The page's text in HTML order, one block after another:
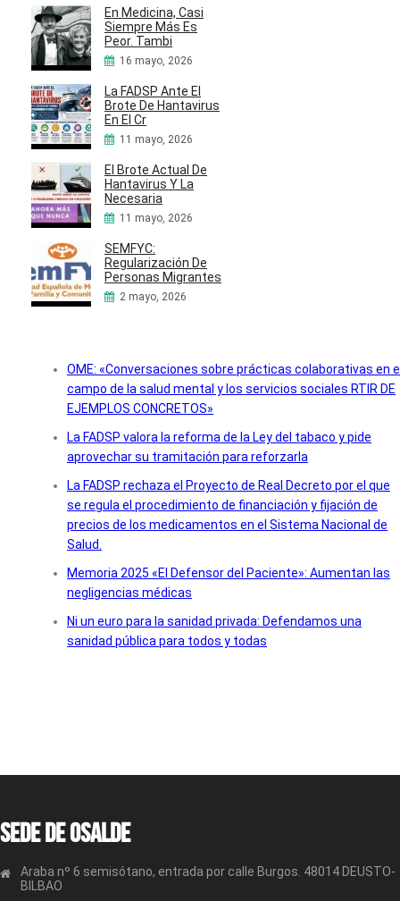
En Medicina, Casi
Siempre Más Es
Peor. Tambi
16 mayo, 2026
La FADSP Ante El
Brote De Hantavirus
En El Cr
11 mayo, 2026
El Brote Actual De
Hantavirus Y La
Necesaria
11 mayo, 2026
SEMFYC:
Regularización De
Personas Migrantes
2 mayo, 2026
OME: «Conversaciones sobre prácticas colaborativas en
campo de la salud mental y los servicios sociales RTIR DE
EJEMPLOS CONCRETOS»
La FADSP valora la reforma de la Ley del tabaco y pide
aprovechar su tramitación para reforzarla
La FADSP rechaza el Proyecto de Real Decreto por el que
se regula el procedimiento de financiación y fijación de
precios de los medicamentos en el Sistema Nacional de
Salud.
Memoria 2025 «El Defensor del Paciente»: Aumentan las
negligencias médicas
Ni un euro para la sanidad privada: Defendamos una
sanidad pública para todos y todas
Sede de OSALDE
Araba nº 6 semisótano, entrada por calle Burgos. 48014 DEUSTO-
BILBAO